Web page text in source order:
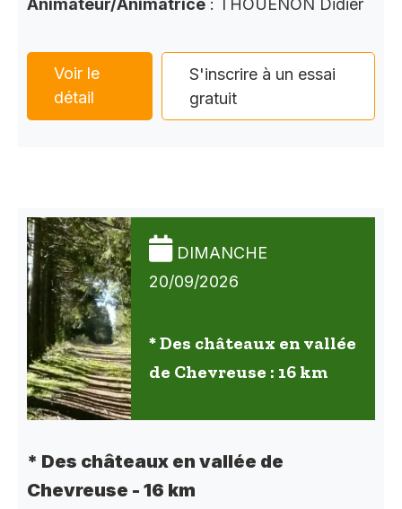
Voir le
détail
S'inscrire à un essai
gratuit
DIMANCHE
20/09/2026
* Des châteaux en vallée
de Chevreuse : 16 km
* Des châteaux en vallée de
Chevreuse - 16 km